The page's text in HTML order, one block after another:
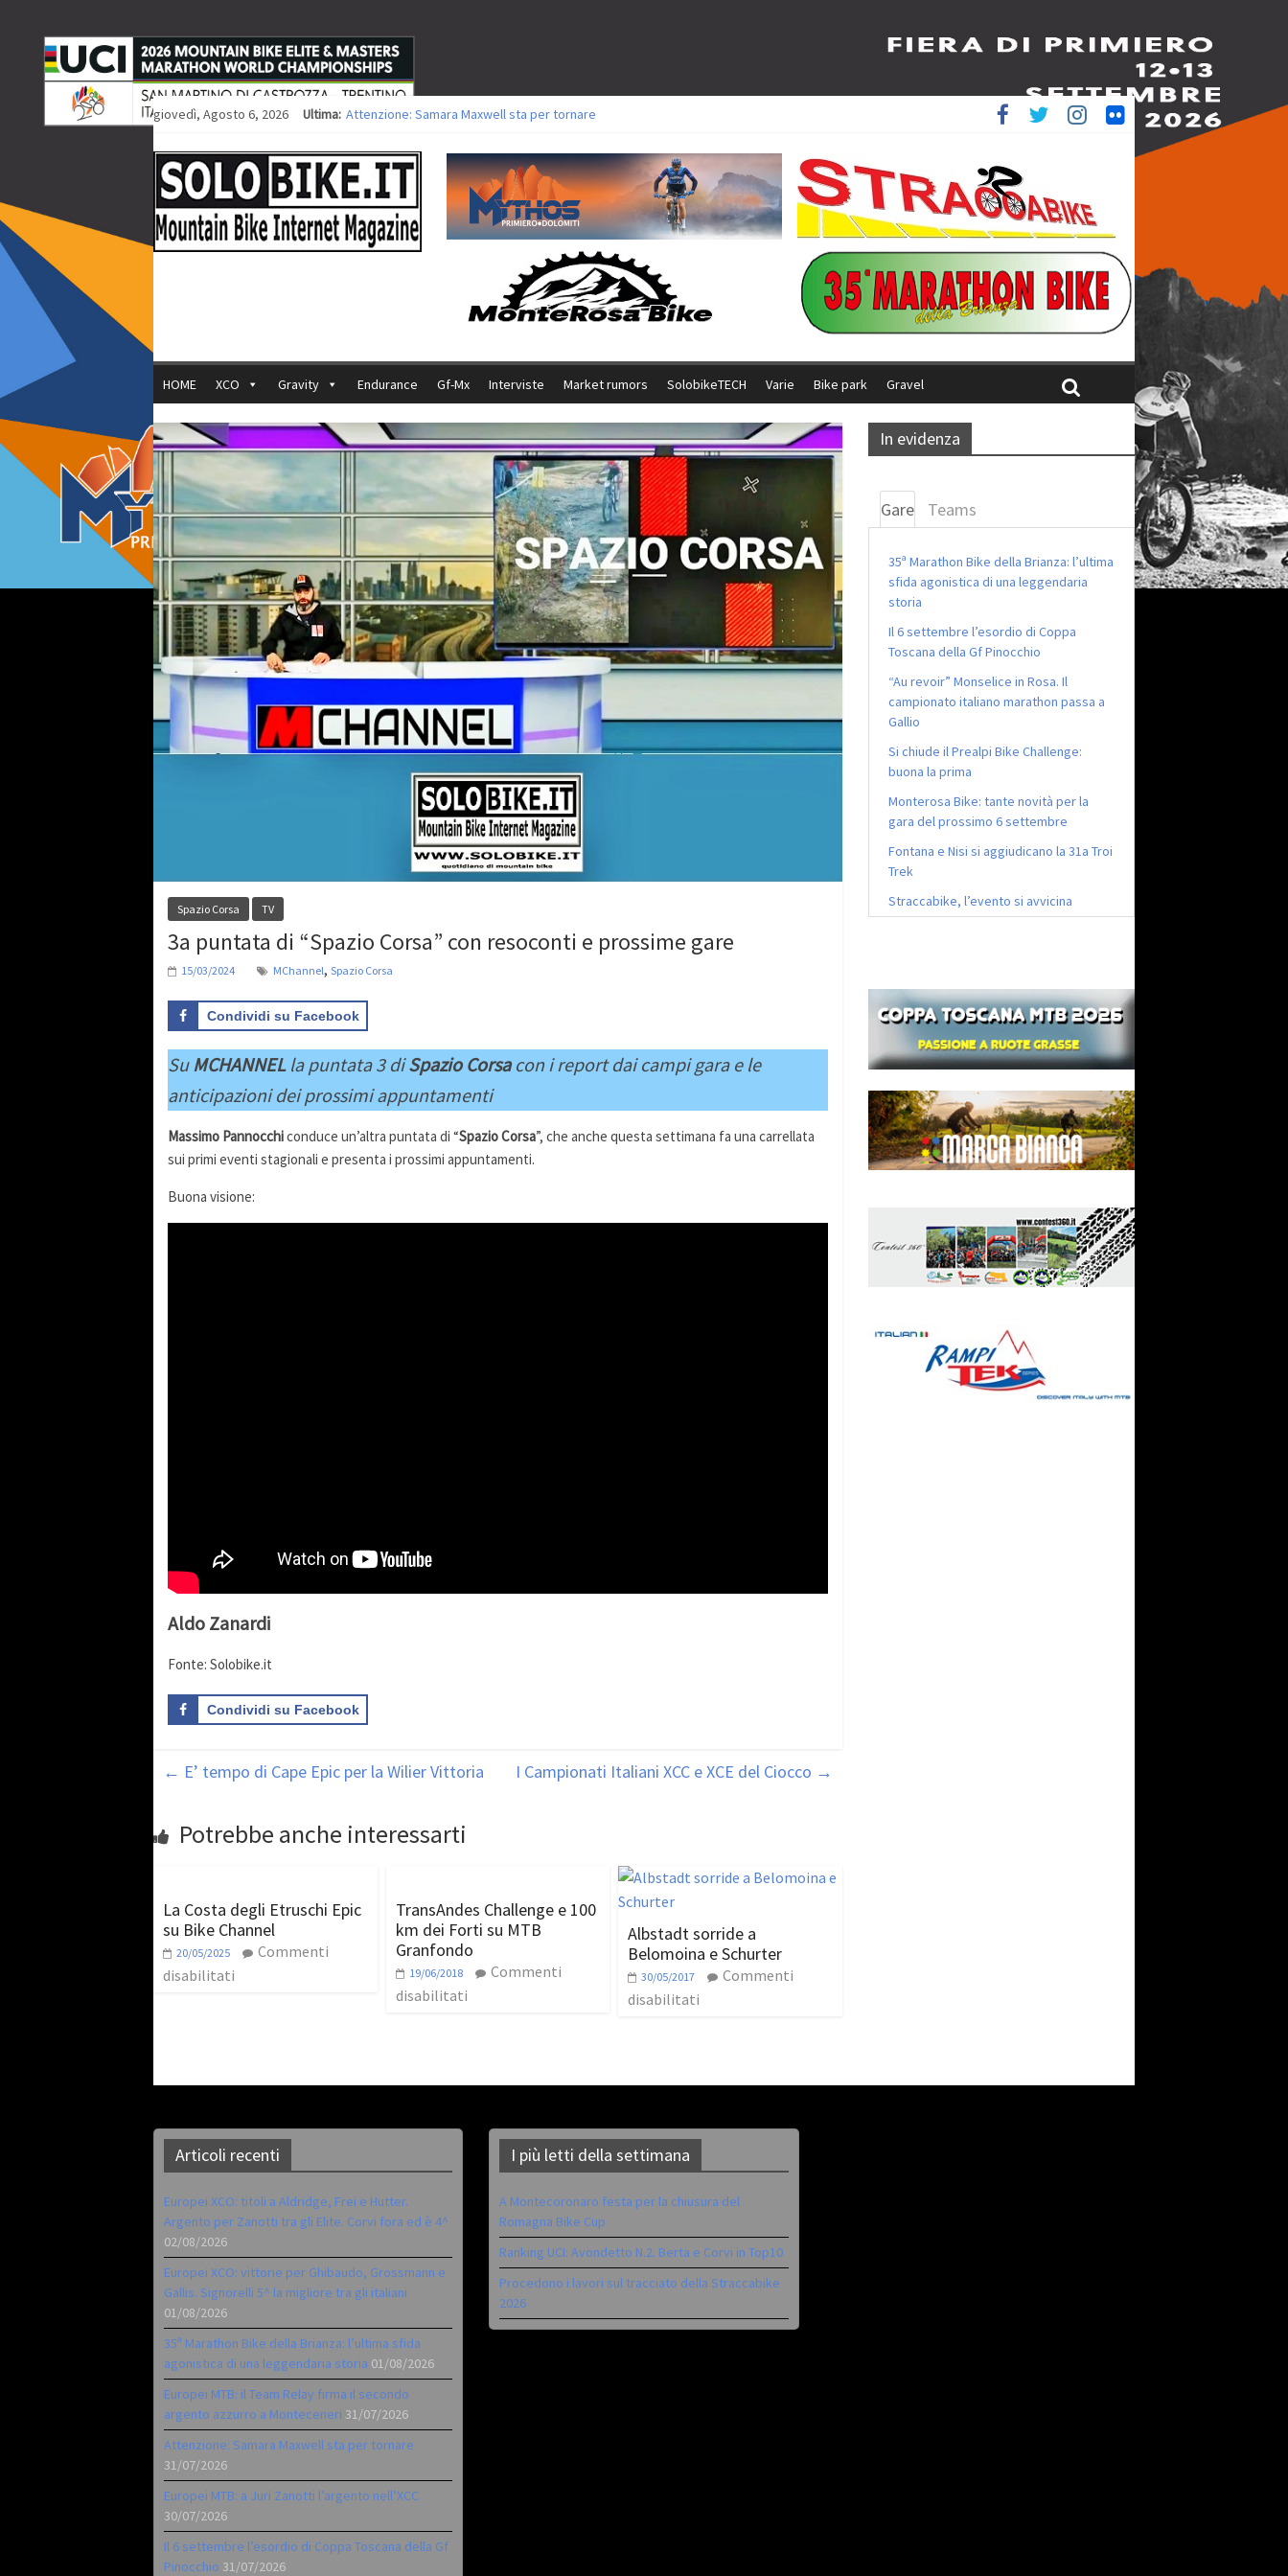
giovedì, Agosto 6, 2026 Ultima: Attenzione: Samara Maxwell sta per tornare
Europei XCO: vittorie per Ghibaudo, Grossmann e Gallis. Signorelli 5^ la migliore tra gli italiani
35ª Marathon Bike della Brianza: l’ultima sfida agonistica di una leggendaria storia
Europei MTB: il Team Relay firma il secondo argento azzurro a Monteceneri
HOME XCO Gravity Endurance Gf-Mx Interviste Market rumors SolobikeTECH Varie Bike park Gravel
Spazio Corsa TV
3a puntata di “Spazio Corsa” con resoconti e prossime gare
15/03/2024 MChannel, Spazio Corsa
Condividi su Facebook
Su MCHANNELla puntata3diSpazio Corsacon ireport dai campi gara e le
anticipazioni dei prossimi appuntamenti
Massimo Pannocchiconduce un’altra puntata di “Spazio Corsa”, che anche questa settimana fa una carrellata
sui primi eventi stagionali e presenta i prossimi appuntamenti.
Buona visione:
Aldo Zanardi
Fonte: Solobike.it
Condividi su Facebook
← E’ tempo di Cape Epic per la Wilier Vittoria I Campionati Italiani XCC e XCE del Ciocco →
Potrebbe anche interessarti
La Costa degli Etruschi Epic
su Bike Channel
20/05/2025
Commenti
disabilitati
TransAndes Challenge e 100
km dei Forti su MTB
Granfondo
19/06/2018
Commenti
disabilitati
Albstadt sorride a
Belomoina e Schurter
30/05/2017
Commenti
disabilitati
In evidenza
Gare Teams
35ª Marathon Bike della Brianza: l’ultima
sfida agonistica di una leggendaria
storia
Il 6 settembre l’esordio di Coppa
Toscana della Gf Pinocchio
“Au revoir” Monselice in Rosa. Il
campionato italiano marathon passa a
Gallio
Si chiude il Prealpi Bike Challenge:
buona la prima
Monterosa Bike: tante novità per la
gara del prossimo 6 settembre
Fontana e Nisi si aggiudicano la 31a Troi
Trek
Straccabike, l’evento si avvicina
Articoli recenti
Europei XCO: titoli a Aldridge, Frei e Hutter.
Argento per Zanotti tra gli Elite. Corvi fora ed è 4^
02/08/2026
Europei XCO: vittorie per Ghibaudo, Grossmann e
Gallis. Signorelli 5^ la migliore tra gli italiani
01/08/2026
35ª Marathon Bike della Brianza: l’ultima sfida
agonistica di una leggendaria storia 01/08/2026
Europei MTB: il Team Relay firma il secondo
argento azzurro a Monteceneri 31/07/2026
Attenzione: Samara Maxwell sta per tornare
31/07/2026
Europei MTB: a Juri Zanotti l’argento nell’XCC
30/07/2026
Il 6 settembre l’esordio di Coppa Toscana della Gf
Pinocchio 31/07/2026
I più letti della settimana
A Montecoronaro festa per la chiusura del
Romagna Bike Cup
Ranking UCI: Avondetto N.2. Berta e Corvi in Top10
Procedono i lavori sul tracciato della Straccabike
2026